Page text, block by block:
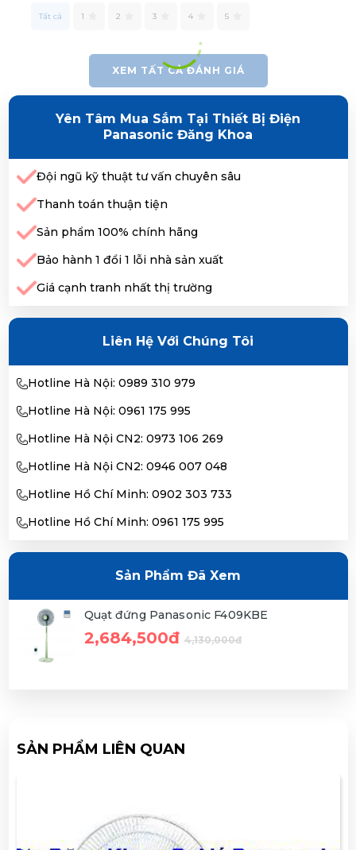
Tất cả 1 2 3 4 5
XEM TẤT CẢ ĐÁNH GIÁ
Yên Tâm Mua Sắm Tại Thiết Bị Điện
Panasonic Đăng Khoa
Đội ngũ kỹ thuật tư vấn chuyên sâu
Thanh toán thuận tiện
Sản phẩm 100% chính hãng
Bảo hành 1 đổi 1 lỗi nhà sản xuất
Giá cạnh tranh nhất thị trường
Liên Hệ Với Chúng Tôi
Hotline Hà Nội: 0989 310 979
Hotline Hà Nội: 0961 175 995
Hotline Hà Nội CN2: 0973 106 269
Hotline Hà Nội CN2: 0946 007 048
Hotline Hồ Chí Minh: 0902 303 733
Hotline Hồ Chí Minh: 0961 175 995
Sản Phẩm Đã Xem
Quạt đứng Panasonic F409KBE
2,684,500đ 4,130,000đ
SẢN PHẨM LIÊN QUAN